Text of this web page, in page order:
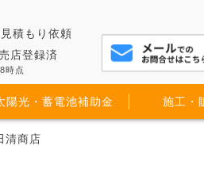
積もり依頼
店登録済
時点
陽光・蓄電池補助金 施工・
清商店